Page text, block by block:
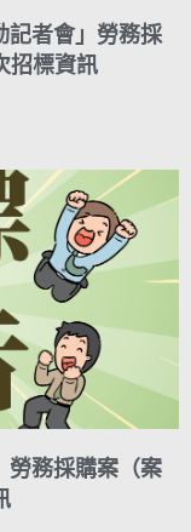
記者會」勞務採
招標資訊
勞務採購案（案